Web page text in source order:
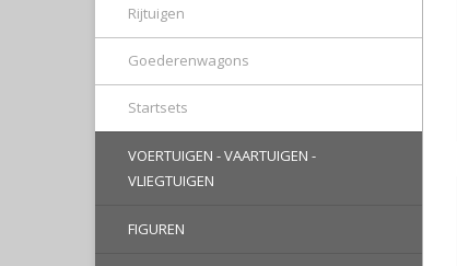
Rijtuigen
Goederenwagons
Startsets
VOERTUIGEN - VAARTUIGEN -
VLIEGTUIGEN
FIGUREN